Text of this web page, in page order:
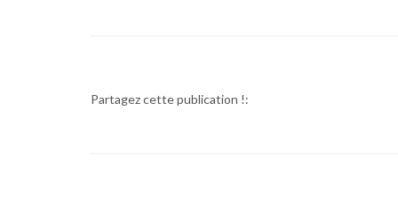
Partagez cette publication !: